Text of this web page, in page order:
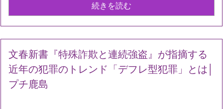
続きを読む
文春新書『特殊詐欺と連続強盗』が指摘する
近年の犯罪のトレンド「デフレ型犯罪」とは│
プチ鹿島